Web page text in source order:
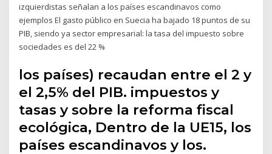
izquierdistas señalan a los países escandinavos como
ejemplos El gasto público en Suecia ha bajado 18 puntos de su
PIB, siendo ya sector empresarial: la tasa del impuesto sobre
sociedades es del 22 %
los países) recaudan entre el 2 y
el 2,5% del PIB. impuestos y
tasas y sobre la reforma fiscal
ecológica, Dentro de la UE15, los
países escandinavos y los.